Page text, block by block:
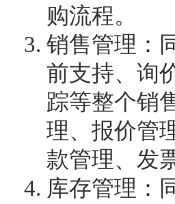
购流程。
销售管理：
前支持、询
踪等整个销
理、报价管
款管理、发
库存管理：